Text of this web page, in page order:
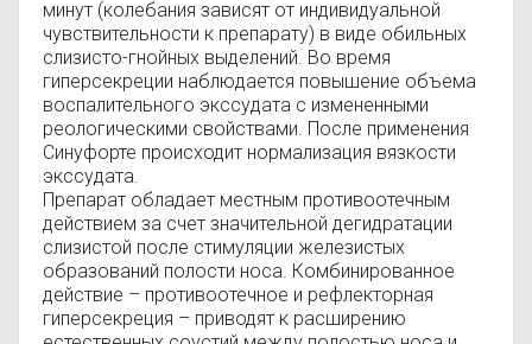
минут (колебания зависят от индивидуальной
чувствительности к препарату) в виде обильных
слизисто-гнойных выделений. Во время
гиперсекреции наблюдается повышение объема
воспалительного экссудата с измененными
реологическими свойствами. После применения
Синуфорте происходит нормализация вязкости
экссудата.
Препарат обладает местным противоотечным
действием за счет значительной дегидратации
слизистой после стимуляции железистых
образований полости носа. Комбинированное
действие – противоотечное и рефлекторная
гиперсекреция – приводят к расширению